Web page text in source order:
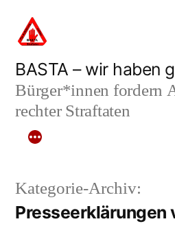
Inhalt
springen
BASTA – wir haben
Bürger*innen fordern
rechter Straftaten
Kategorie-Archiv:
Presseerklärungen